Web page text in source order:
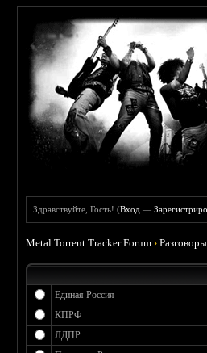
Здравствуйте, Гость! (Вход —
Metal Torrent Tracker Forum ›
Единая Россия
КПРФ
ЛДПР